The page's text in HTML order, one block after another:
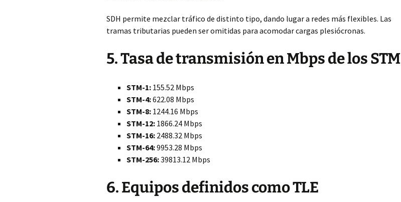
SDH permite mezclar tráfico de distinto tipo, dando lugar a redes más flexibles. Las
tramas tributarias pueden ser omitidas para acomodar cargas plesiócronas.
5. Tasa de transmisión en Mbps de los STM
STM-1: 155.52 Mbps
STM-4:622.08 Mbps
STM-8: 1244.16 Mbps
STM-12: 1866.24 Mbps
STM-16: 2488.32 Mbps
STM-64:9953.28 Mbps
STM-256:39813.12 Mbps
6. Equipos definidos como TLE